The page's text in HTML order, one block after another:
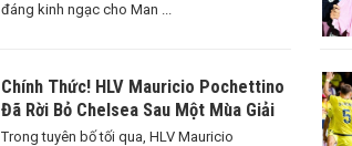
đáng kinh ngạc cho Man ...
Chính Thức! HLV Mauricio Pochettino
Đã Rời Bỏ Chelsea Sau Một Mùa Giải
Đáng Nhớ
Trong tuyên bố tối qua, HLV Mauricio